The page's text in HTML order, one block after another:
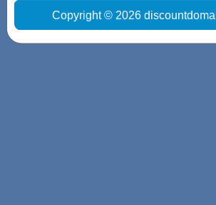
Copyright © 2026